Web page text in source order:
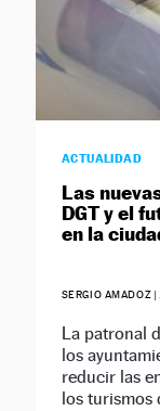
ACTUALIDAD
Las
DGT y el
en la
SERGIO AMADOZ |
La patronal
los
reducir las
los turismos